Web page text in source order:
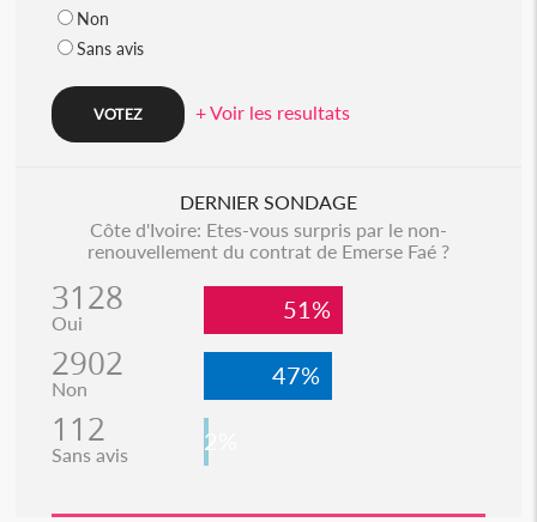
Non
Sans avis
+ Voir les resultats
DERNIER SONDAGE
Côte d'Ivoire: Etes-vous surpris par le non-
renouvellement du contrat de Emerse Faé ?
3128
Oui 51%
2902
Non 47%
112
Sans avis 2%